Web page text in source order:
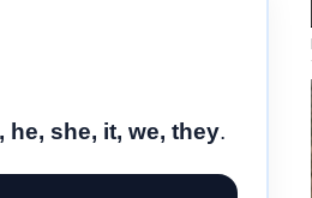
he, she, it, we, they.